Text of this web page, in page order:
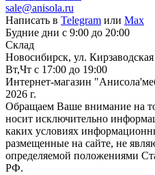
sale@anisola.ru
Написать в Telegram или Max
Будние дни с 9:00 до 20:00
Склад
Новосибирск, ул. Кирзаводская
Вт,Чт с 17:00 до 19:00
Интернет-магазин
2026 г.
Обращаем Ваше внимание на
носит исключительно
каких условиях
размещенные на сайте, не
определяемой положениями
РФ.